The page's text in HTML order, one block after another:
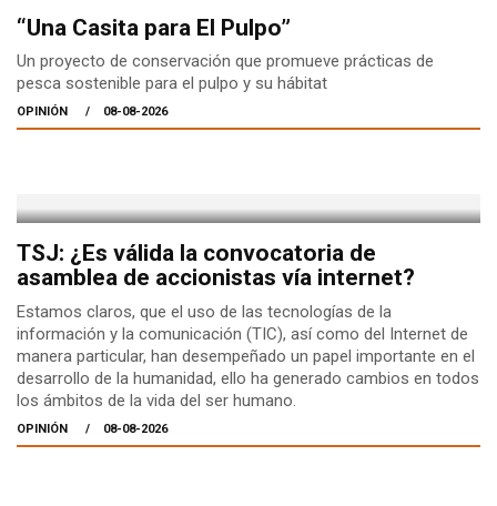
“Una Casita para El Pulpo”
Un proyecto de conservación que promueve prácticas de
pesca sostenible para el pulpo y su hábitat
OPINIÓN 08-08-2026
TSJ: ¿Es válida la convocatoria de
asamblea de accionistas vía internet?
Estamos claros, que el uso de las tecnologías de la
información y la comunicación (TIC), así como del Internet de
manera particular, han desempeñado un papel importante en el
desarrollo de la humanidad, ello ha generado cambios en todos
los ámbitos de la vida del ser humano.
OPINIÓN 08-08-2026